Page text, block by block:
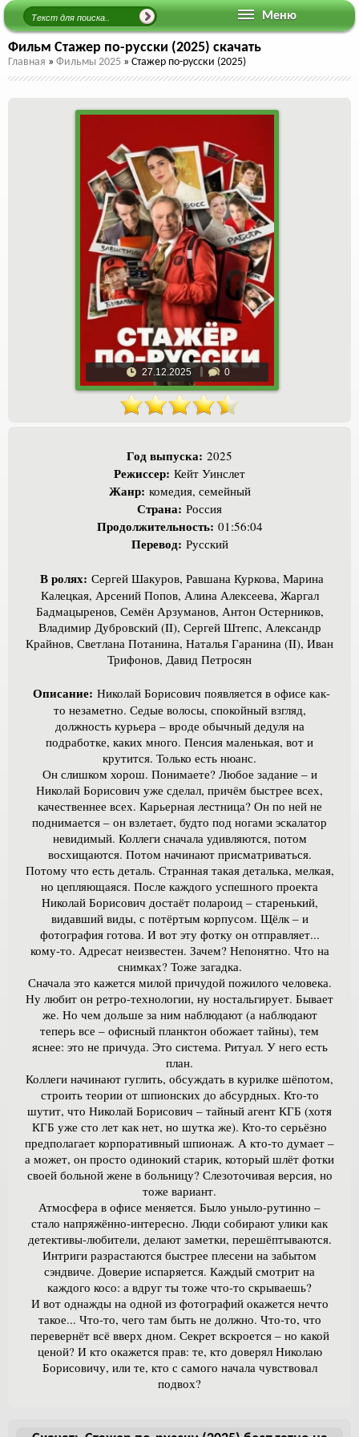
Меню
Фильм Стажер по-русски (2025) скачать
Главная » Фильмы 2025 » Стажер по-русски (2025)
27.12.2025 0
Год выпуска: 2025
Режиссер: Кейт Уинслет
Жанр: комедия, семейный
Страна: Россия
Продолжительность: 01:56:04
Перевод: Русский
В ролях: Сергей Шакуров, Равшана Куркова, Марина
Калецкая, Арсений Попов, Алина Алексеева, Жаргал
Бадмацыренов, Семён Арзуманов, Антон Остерников,
Владимир Дубровский (II), Сергей Штепс, Александр
Крайнов, Светлана Потанина, Наталья Гаранина (II), Иван
Трифонов, Давид Петросян
Описание: Николай Борисович появляется в офисе как-
то незаметно. Седые волосы, спокойный взгляд,
должность курьера – вроде обычный дедуля на
подработке, каких много. Пенсия маленькая, вот и
крутится. Только есть нюанс.
Он слишком хорош. Понимаете? Любое задание – и
Николай Борисович уже сделал, причём быстрее всех,
качественнее всех. Карьерная лестница? Он по ней не
поднимается – он взлетает, будто под ногами эскалатор
невидимый. Коллеги сначала удивляются, потом
восхищаются. Потом начинают присматриваться.
Потому что есть деталь. Странная такая деталька, мелкая,
но цепляющаяся. После каждого успешного проекта
Николай Борисович достаёт полароид – старенький,
видавший виды, с потёртым корпусом. Щёлк – и
фотография готова. И вот эту фотку он отправляет...
кому-то. Адресат неизвестен. Зачем? Непонятно. Что на
снимках? Тоже загадка.
Сначала это кажется милой причудой пожилого человека.
Ну любит он ретро-технологии, ну ностальгирует. Бывает
же. Но чем дольше за ним наблюдают (а наблюдают
теперь все – офисный планктон обожает тайны), тем
яснее: это не причуда. Это система. Ритуал. У него есть
план.
Коллеги начинают гуглить, обсуждать в курилке шёпотом,
строить теории от шпионских до абсурдных. Кто-то
шутит, что Николай Борисович – тайный агент КГБ (хотя
КГБ уже сто лет как нет, но шутка же). Кто-то серьёзно
предполагает корпоративный шпионаж. А кто-то думает –
а может, он просто одинокий старик, который шлёт фотки
своей больной жене в больницу? Слезоточивая версия, но
тоже вариант.
Атмосфера в офисе меняется. Было уныло-рутинно –
стало напряжённо-интересно. Люди собирают улики как
детективы-любители, делают заметки, перешёптываются.
Интриги разрастаются быстрее плесени на забытом
сэндвиче. Доверие испаряется. Каждый смотрит на
каждого косо: а вдруг ты тоже что-то скрываешь?
И вот однажды на одной из фотографий окажется нечто
такое... Что-то, чего там быть не должно. Что-то, что
перевернёт всё вверх дном. Секрет вскроется – но какой
ценой? И кто окажется прав: те, кто доверял Николаю
Борисовичу, или те, кто с самого начала чувствовал
подвох?